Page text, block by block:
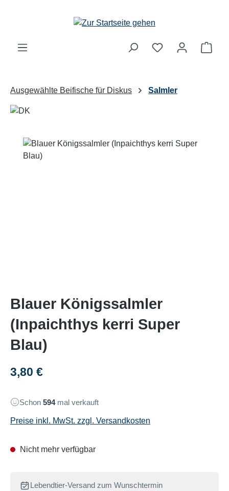
Ausgewählte Beifische für Diskus Salmler
Bildergalerie überspringen
Blauer Königssalmler
(Inpaichthys kerri Super
Blau)
Regulärer Preis:
3,80 €
Schon 594mal verkauft
Preise inkl. MwSt. zzgl. Versandkosten
Nicht mehr verfügbar
Lebendtier-Versand zum Wunschtermin